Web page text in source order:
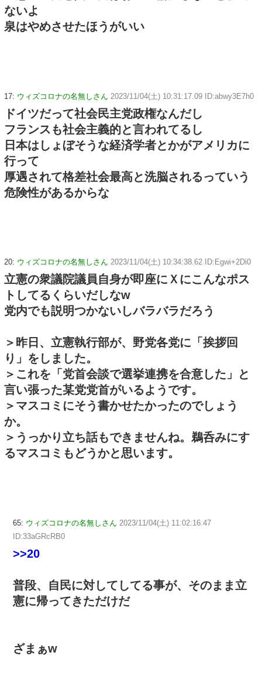
ないよ
泉はやめさせたほうがいい
17: ウィズコロナの名無しさん 2023/11/04(土) 10:31:17.09 ID:abwy3E7h0
ドイツだって社会民主党政権なんだし
フランスも社会主義的と言われてるし
日本はしょぼそうな経済学者とかがアメリカに
行って
厚遇されて格差社会最高と洗脳されるっていう
危険性があるからな
20: ウィズコロナの名無しさん 2023/11/04(土) 10:34:38.62 ID:Egwi+2Di0
立憲の衆議院議員自身が即座にＸにこんなポス
トしてるくらいだしなw
党内でも説明つかないしバラバラだろう
＞昨日、立憲執行部が、野党各党に「挨拶回
り」をしました。
＞これを「党首会談で選挙連携を合意した」と
言い張った某党党首がいるようです。
＞マスコミにそう書かせたかったのでしょう
か。
＞うっかり立ち話もできませんね。鵜呑みにす
るマスコミもどうかと思います。
65: ウィズコロナの名無しさん 2023/11/04(土) 11:02:16.47
ID:33aGRcRB0
>>20
普段、自民に対してしてる事が、そのまま立
憲に帰ってきただけだ
ざまぁw